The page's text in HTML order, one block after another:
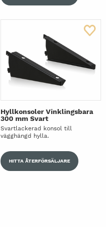
Hyllkonsoler Vinklingsbara
300 mm Svart
Svartlackerad konsol till
vägghängd hylla.
HITTA ÅTERFÖRSÄLJARE